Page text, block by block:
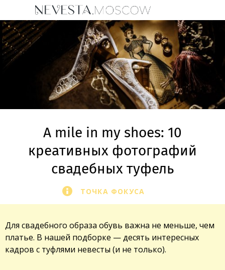
A mile in my shoes: 10
креативных фотографий
свадебных туфель
ТОЧКА ФОКУСА
Для свадебного образа обувь важна не меньше, чем
платье. В нашей подборке — десять интересных
кадров с туфлями невесты (и не только).